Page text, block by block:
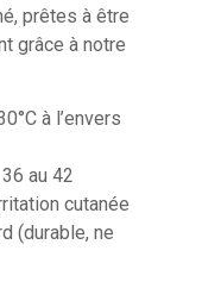
prêtes à être
grâce à notre
à l’envers
au 42
cutanée
(durable, ne